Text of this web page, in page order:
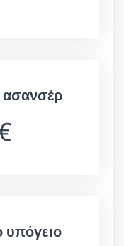
ασανσέρ